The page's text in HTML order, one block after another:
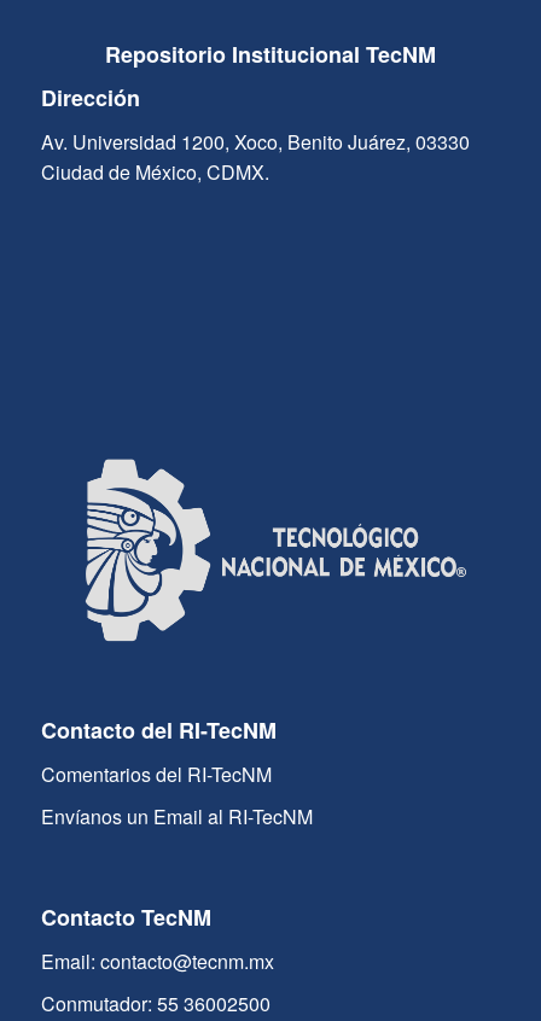
Repositorio Institucional TecNM
Dirección
Av. Universidad 1200, Xoco, Benito Juárez, 03330
Ciudad de México, CDMX.
Contacto del RI-TecNM
Comentarios del RI-TecNM
Envíanos un Email al RI-TecNM
Contacto TecNM
Email: contacto@tecnm.mx
Conmutador: 55 36002500